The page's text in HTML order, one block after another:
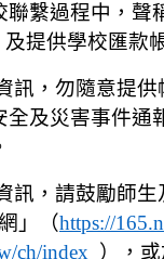
繫過程中，聲
提供學校匯款
訊，勿隨意提
及災害事件通
訊，請鼓勵師
」（https://
ch/index ），